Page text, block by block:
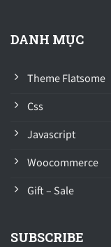
DANH MỤC
Theme Flatsome
Css
Javascript
Woocommerce
Gift – Sale
SUBSCRIBE